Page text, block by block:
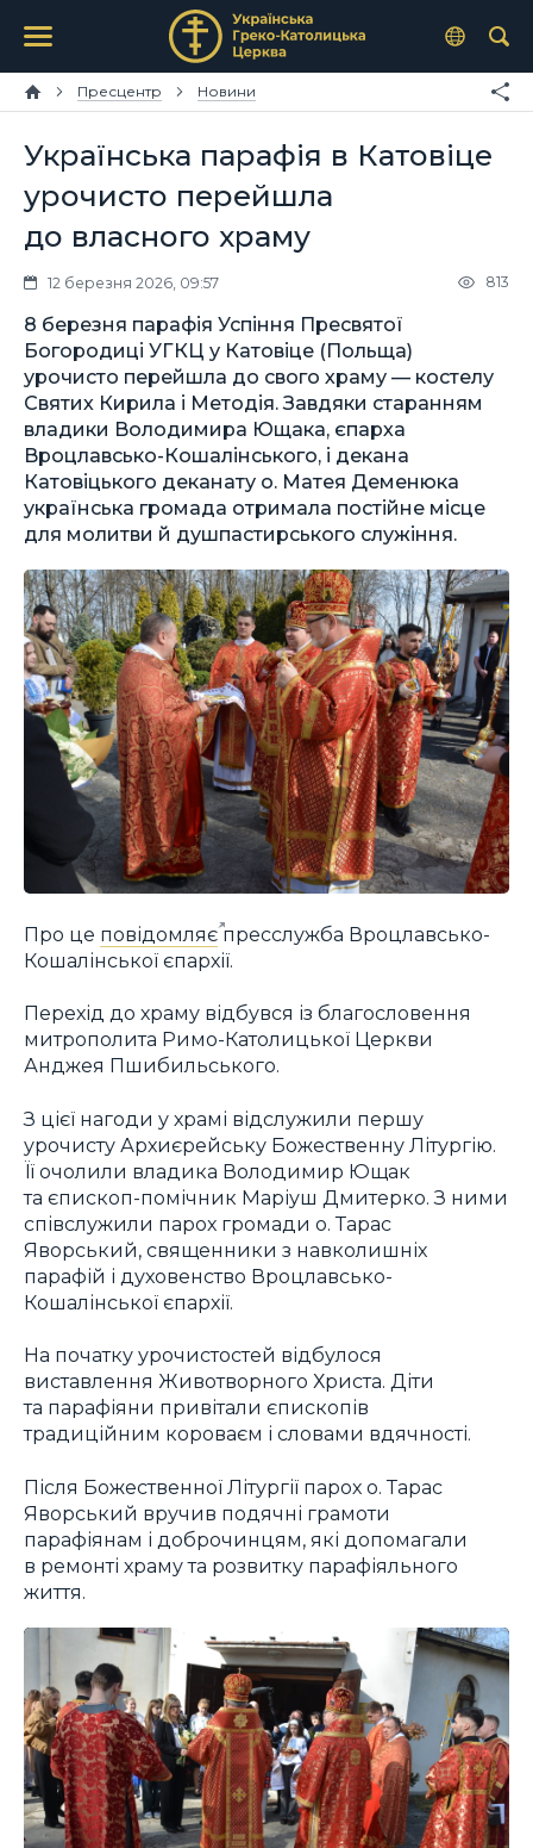
Пресцентр Новини
Українська парафія в Катовіце
урочисто перейшла
до власного храму
12 березня 2026, 09:57 813
8 березня парафія Успіння Пресвятої
Богородиці УГКЦ у Катовіце (Польща)
урочисто перейшла до свого храму — костелу
Святих Кирила і Методія. Завдяки старанням
владики Володимира Ющака, єпарха
Вроцлавсько-Кошалінського, і декана
Катовіцького деканату о. Матея Деменюка
українська громада отримала постійне місце
для молитви й душпастирського служіння.
Про це повідомляєпресслужба Вроцлавсько-
Кошалінської єпархії.
Перехід до храму відбувся із благословення
митрополита Римо-Католицької Церкви
Анджея Пшибильського.
З цієї нагоди у храмі відслужили першу
урочисту Архиєрейську Божественну Літургію.
Її очолили владика Володимир Ющак
та єпископ-помічник Маріуш Дмитерко. З ними
співслужили парох громади о. Тарас
Яворський, священники з навколишніх
парафій і духовенство Вроцлавсько-
Кошалінської єпархії.
На початку урочистостей відбулося
виставлення Животворного Христа. Діти
та парафіяни привітали єпископів
традиційним короваєм і словами вдячності.
Після Божественної Літургії парох о. Тарас
Яворський вручив подячні грамоти
парафіянам і доброчинцям, які допомагали
в ремонті храму та розвитку парафіяльного
життя.